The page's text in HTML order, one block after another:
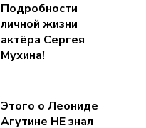
Подробности
личной жизни
актёра Сергея
Мухина!
Этого о Леониде
Агутине НЕ знал